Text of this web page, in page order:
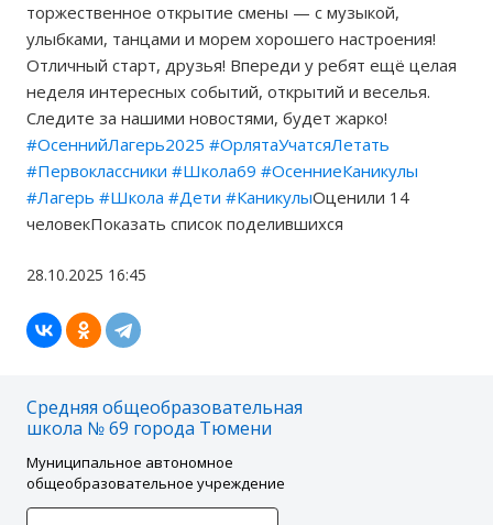
торжественное открытие смены — с музыкой,
улыбками, танцами и морем хорошего настроения!
Отличный старт, друзья! Впереди у ребят ещё целая
неделя интересных событий, открытий и веселья.
Следите за нашими новостями, будет жарко!
#ОсеннийЛагерь2025 #ОрлятаУчатсяЛетать
#Первоклассники #Школа69 #ОсенниеКаникулы
#Лагерь #Школа #Дети #КаникулыОценили 14
человекПоказать список поделившихся
28.10.2025 16:45
Средняя общеобразовательная
школа № 69 города Тюмени
Муниципальное автономное
общеобразовательное учреждение